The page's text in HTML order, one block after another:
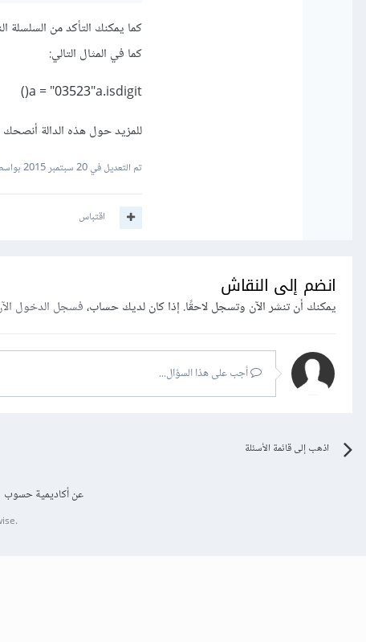
كما في المثال التالي:
a = "03523"a.isdigit()
للمزيد حول هذه الدالة أنصحك
تم التعديل في20 سبتمبر 2015
اقتباس
انضم إلى النقاش
يمكنك أن تنشر الآن وتسجل لاحقًا. إذا كان لديك حساب،فسجل الدخول
أجب على هذا السؤال...
اذهب إلى قائمة الأسئلة
عن أكاديمية حسوب